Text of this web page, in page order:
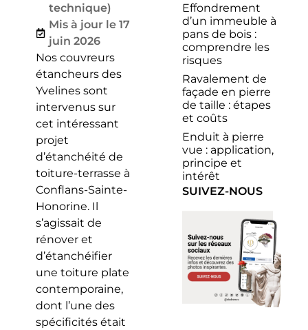
technique)
Mis à jour le 17
juin 2026
Nos couvreurs
étancheurs des
Yvelines sont
intervenus sur
cet intéressant
projet
d’étanchéité de
toiture-terrasse à
Conflans-Sainte-
Honorine. Il
s’agissait de
rénover et
d’étanchéifier
une toiture plate
contemporaine,
dont l’une des
spécificités était
Effondrement
d’un immeuble à
pans de bois :
comprendre les
risques
Ravalement de
façade en pierre
de taille : étapes
et coûts
Enduit à pierre
vue : application,
principe et
intérêt
SUIVEZ-NOUS